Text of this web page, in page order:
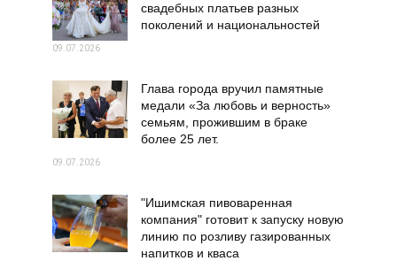
свадебных платьев разных
поколений и национальностей
09.07.2026
Глава города вручил памятные
медали «За любовь и верность»
семьям, прожившим в браке
более 25 лет.
09.07.2026
"Ишимская пивоваренная
компания" готовит к запуску новую
линию по розливу газированных
напитков и кваса